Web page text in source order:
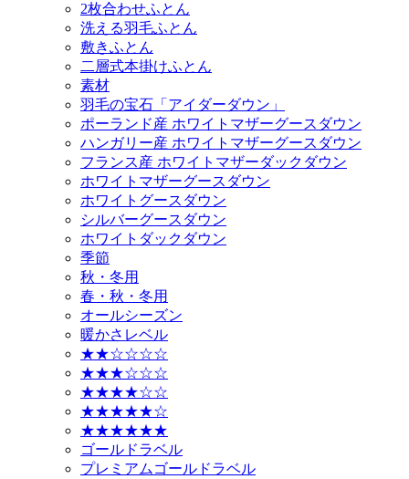
2枚合わせふとん
洗える羽毛ふとん
敷きふとん
二層式本掛けふとん
素材
羽毛の宝石「アイダーダウン」
ポーランド産 ホワイトマザーグースダウン
ハンガリー産 ホワイトマザーグースダウン
フランス産 ホワイトマザーダックダウン
ホワイトマザーグースダウン
ホワイトグースダウン
シルバーグースダウン
ホワイトダックダウン
季節
秋・冬用
春・秋・冬用
オールシーズン
暖かさレベル
★★☆☆☆☆
★★★☆☆☆
★★★★☆☆
★★★★★☆
★★★★★★
ゴールドラベル
プレミアムゴールドラベル